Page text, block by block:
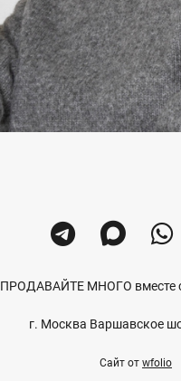
ПРОДАВАЙТЕ МНОГО вместе
г. Москва Варшавское
Сайт от wfolio